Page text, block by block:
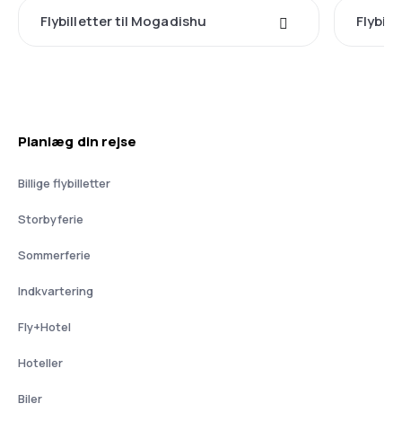
Flybilletter til Mogadishu
Planlæg din rejse
Billige flybilletter
Storbyferie
Sommerferie
Indkvartering
Fly+Hotel
Hoteller
Biler